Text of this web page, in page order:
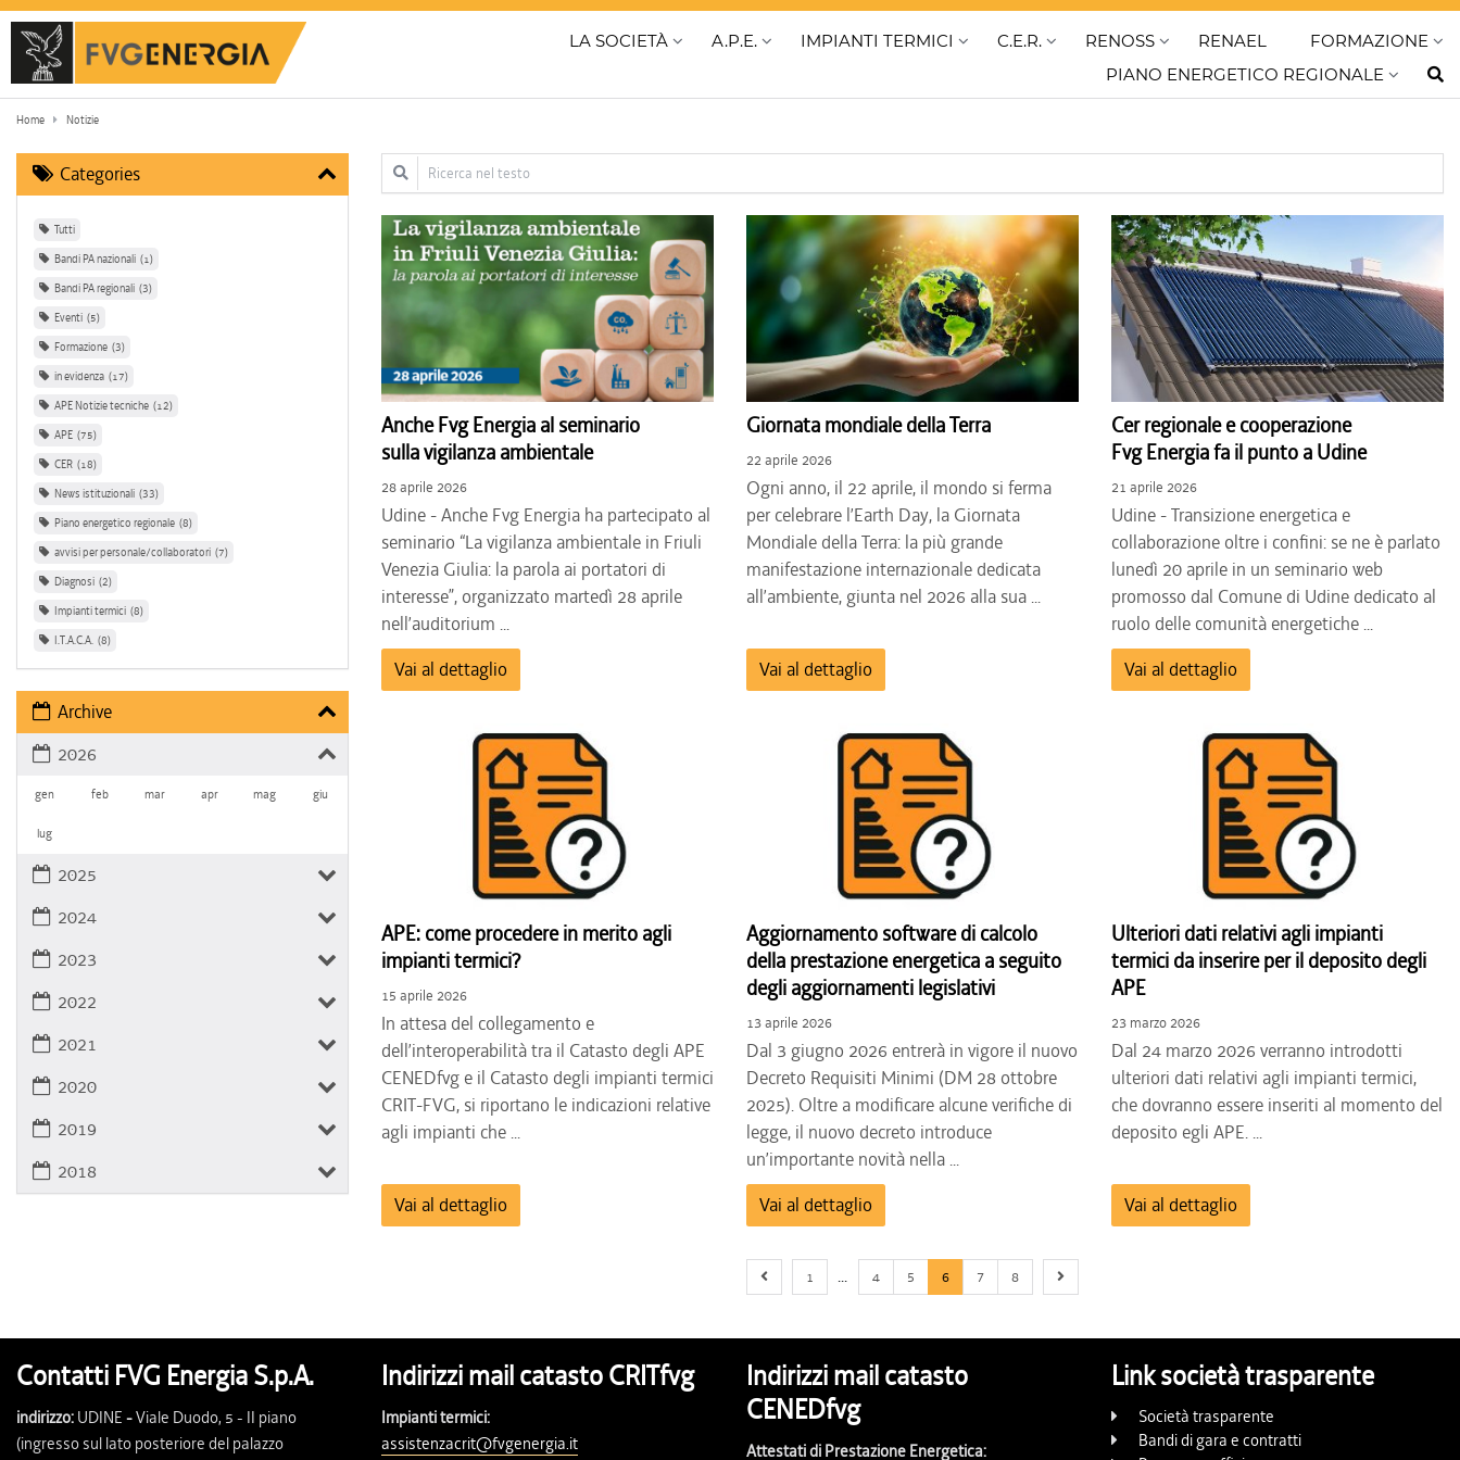
LA SOCIETÀ A.P.E. IMPIANTI TERMICI C.E.R. RENOSS RENAEL
FORMAZIONE
PIANO ENERGETICO REGIONALE
Home Notizie
Ricerca nel testo
Anche Fvg Energia al seminario
sulla vigilanza ambientale
28 aprile 2026
Udine - Anche Fvg Energia ha partecipato al
seminario “La vigilanza ambientale in Friuli
Venezia Giulia: la parola ai portatori di
interesse”, organizzato martedì 28 aprile
nell’auditorium ...
Vai al dettaglio
Giornata mondiale della Terra
22 aprile 2026
Ogni anno, il 22 aprile, il mondo si ferma
per celebrare l’Earth Day, la Giornata
Mondiale della Terra: la più grande
manifestazione internazionale dedicata
all’ambiente, giunta nel 2026 alla sua ...
Vai al dettaglio
Cer regionale e cooperazione
Fvg Energia fa il punto a Udine
21 aprile 2026
Udine - Transizione energetica e
collaborazione oltre i confini: se ne è parlato
lunedì 20 aprile in un seminario web
promosso dal Comune di Udine dedicato al
ruolo delle comunità energetiche ...
Vai al dettaglio
APE: come procedere in merito agli
impianti termici?
15 aprile 2026
In attesa del collegamento e
dell’interoperabilità tra il Catasto degli APE
CENEDfvg e il Catasto degli impianti termici
CRIT-FVG, si riportano le indicazioni relative
agli impianti che ...
Vai al dettaglio
Aggiornamento software di calcolo
della prestazione energetica a seguito
degli aggiornamenti legislativi
13 aprile 2026
Dal 3 giugno 2026 entrerà in vigore il nuovo
Decreto Requisiti Minimi (DM 28 ottobre
2025). Oltre a modificare alcune verifiche di
legge, il nuovo decreto introduce
un’importante novità nella ...
Vai al dettaglio
Ulteriori dati relativi agli impianti
termici da inserire per il deposito degli
APE
23 marzo 2026
Dal 24 marzo 2026 verranno introdotti
ulteriori dati relativi agli impianti termici,
che dovranno essere inseriti al momento del
deposito egli APE. ...
Vai al dettaglio
Previous page
First page
1 4 5 6 7 8 Next page
Categories
Tutti
Bandi PA nazionali 1
Bandi PA regionali 3
Eventi 5
Formazione 3
in evidenza 17
APE Notizie tecniche 12
APE 75
CER 18
News istituzionali 33
Piano energetico regionale 8
avvisi per personale/collaboratori 7
Diagnosi 2
Impianti termici 8
I.T.A.C.A. 8
Archive
2026
gen feb mar apr mag giu
lug
2025
2024
2023
2022
2021
2020
2019
2018
Contatti FVG Energia S.p.A.
indirizzo: UDINE -Viale Duodo, 5 - II piano
(ingresso sul lato posteriore del palazzo
Indirizzi mail catasto CRITfvg
Impianti termici:
assistenzacrit@fvgenergia.it
Indirizzi mail catasto
CENEDfvg
Attestati di Prestazione Energetica:
Link società trasparente
Società trasparente
Bandi di gara e contratti